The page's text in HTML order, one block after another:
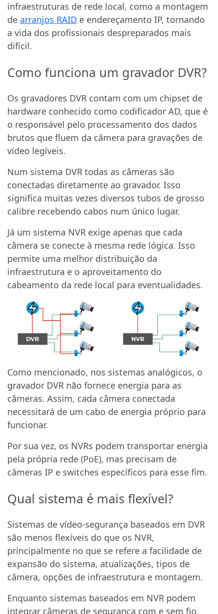
infraestruturas de rede local, como a montagem
de arranjos RAID e endereçamento IP, tornando
a vida dos profissionais despreparados mais
difícil.
Como funciona um gravador DVR?
Os gravadores DVR contam com um chipset de
hardware conhecido como codificador AD, que é
o responsável pelo processamento dos dados
brutos que fluem da câmera para gravações de
vídeo legíveis.
Num sistema DVR todas as câmeras são
conectadas diretamente ao gravador. Isso
significa muitas vezes diversos tubos de grosso
calibre recebendo cabos num único lugar.
Já um sistema NVR exige apenas que cada
câmera se conecte à mesma rede lógica. Isso
permite uma melhor distribuição da
infraestrutura e o aproveitamento do
cabeamento da rede local para eventualidades.
Como mencionado, nos sistemas analógicos, o
gravador DVR não fornece energia para as
câmeras. Assim, cada câmera conectada
necessitará de um cabo de energia próprio para
funcionar.
Por sua vez, os NVRs podem transportar energia
pela própria rede (PoE), mas precisam de
câmeras IP e switches específicos para esse fim.
Qual sistema é mais flexível?
Sistemas de vídeo-segurança baseados em DVR
são menos flexíveis do que os NVR,
principalmente no que se refere a facilidade de
expansão do sistema, atualizações, tipos de
câmera, opções de infraestrutura e montagem.
Enquanto sistemas baseados em NVR podem
integrar câmeras de segurança com e sem fio,